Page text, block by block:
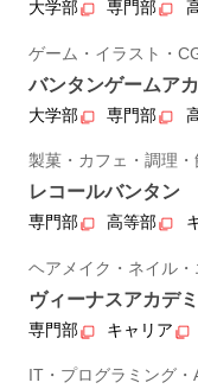
大学部 専門部
ゲーム・イラスト・
バンタンゲームア
大学部 専門部
製菓・カフェ・調理
レコールバンタン
専門部 高等部
ヘアメイク・ネイル
ヴィーナスアカデ
専門部 キャリア
IT・プログラミング・